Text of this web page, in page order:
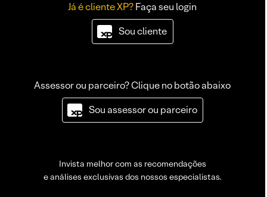
Já é cliente XP?Faça seu login
Sou cliente
Assessor ou parceiro? Clique no botão abaixo
Sou assessor ou parceiro
Invista melhor com as recomendações
e análises exclusivas dos nossos especialistas.